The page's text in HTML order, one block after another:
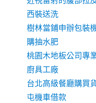
西裝送洗
樹林當鋪申辦包裝
購抽水肥
桃園木地板公司專
廚具工廠
台北高級餐廳購買
屯機車借款